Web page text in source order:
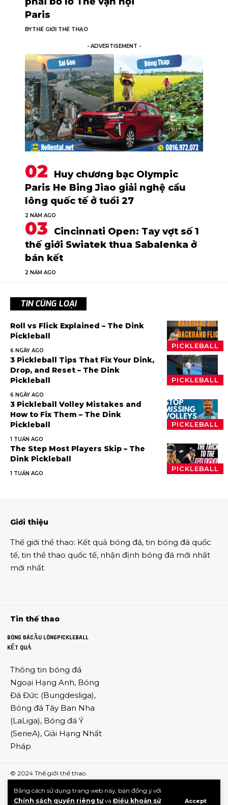
Bằng cách sử dụng trang web này, bạn đồng ý với
Chính sách quyền riêng tưvà Điều khoản sử Accept
Paris
BYTHẾ GIỚI THỂ THAO
- ADVERTISEMENT -
Huy chương bạc Olympic
Paris He Bing Jiao giải nghệ cầu
lông quốc tế ở tuổi 27
2 NĂM AGO
Cincinnati Open: Tay vợt số 1
thế giới Swiatek thua Sabalenka ở
bán kết
2 NĂM AGO
TIN CÙNG LOẠI
PICKLEBALL
Roll vs Flick Explained – The Dink
Pickleball
6 NGÀY AGO
PICKLEBALL
3 Pickleball Tips That Fix Your Dink,
Drop, and Reset – The Dink
Pickleball
6 NGÀY AGO
PICKLEBALL
3 Pickleball Volley Mistakes and
How to Fix Them – The Dink
Pickleball
1 TUẦN AGO
PICKLEBALL
The Step Most Players Skip – The
Dink Pickleball
1 TUẦN AGO
Giới thiệu
Thế giới thể thao: Kết quả bóng đá, tin bóng đá quốc
tế, tin thể thao quốc tế, nhận định bóng đá mới nhất
mới nhất
Tin thế thao
BÓNG ĐÁCẦU LÔNGPICKLEBALL
KẾT QUẢ
Thông tin bóng đá
Ngoại Hạng Anh, Bóng
Đá Đức (Bungdesliga),
Bóng đá Tây Ban Nha
(LaLiga), Bóng đá Ý
(SerieA), Giải Hạng Nhất
Pháp
© 2024 Thế giới thể thao